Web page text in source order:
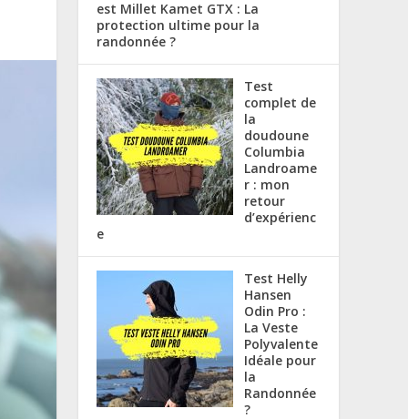
est Millet Kamet GTX : La
protection ultime pour la
randonnée ?
Test
complet de
la
doudoune
Columbia
Landroame
r : mon
retour
d’expérienc
e
Test Helly
Hansen
Odin Pro :
La Veste
Polyvalente
Idéale pour
la
Randonnée
?